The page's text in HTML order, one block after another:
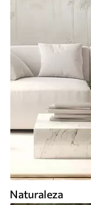
Naturaleza